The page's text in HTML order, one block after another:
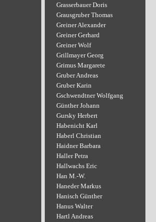
Grasserbauer Doris
Grausgruber Thomas
Greiner Alexander
Greiner Gerhard
Greiner Wolf
Grillmayer Georg
Grimus Margarete
Gruber Andreas
Gruber Karin
Gschwendtner Wolfgang
Günther Johann
Gursky Herbert
Habenicht Karl
Haberl Christian
Haidner Barbara
Haller Petra
Hallwachs Eric
Han M.-W.
Haneder Markus
Hanisch Günther
Hanus Walter
Hartl Andreas